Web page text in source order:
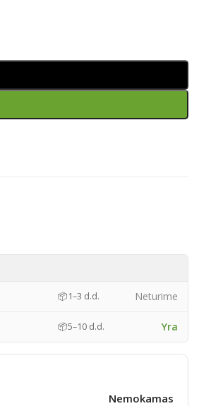
📦1–3 d.d. Neturime
📦5–10 d.d. Yra
Nemokamas